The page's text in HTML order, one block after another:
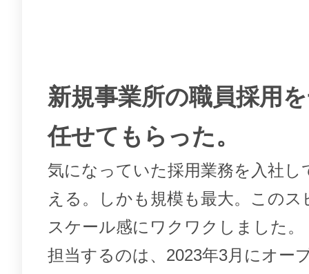
新規事業所の職員採用
任せてもらった。
気になっていた採用業務を入社し
える。しかも規模も最大。このス
スケール感にワクワクしました。
担当するのは、2023年3月にオー